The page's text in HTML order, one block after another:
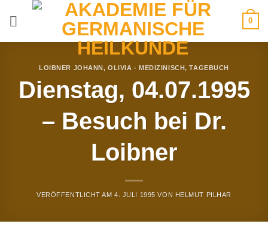
0
LOIBNER JOHANN,OLIVIA - MEDIZINISCH,TAGEBUCH
Dienstag, 04.07.1995
– Besuch bei Dr.
Loibner
VERÖFFENTLICHT AM4. JULI 1995 VON HELMUT PILHAR